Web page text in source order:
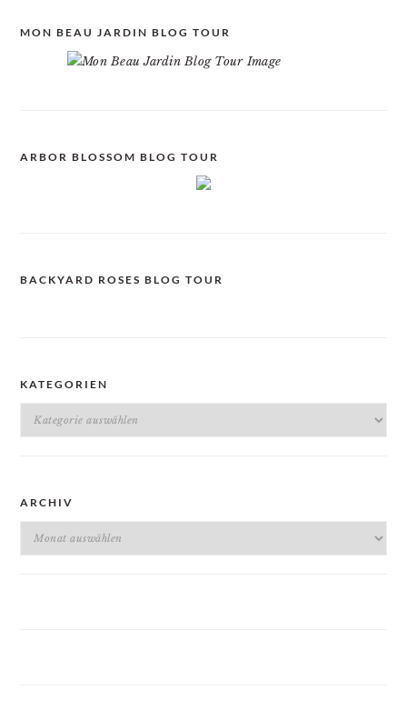
MON BEAU JARDIN BLOG TOUR
ARBOR BLOSSOM BLOG TOUR
BACKYARD ROSES BLOG TOUR
KATEGORIEN
Kategorien
ARCHIV
Archiv